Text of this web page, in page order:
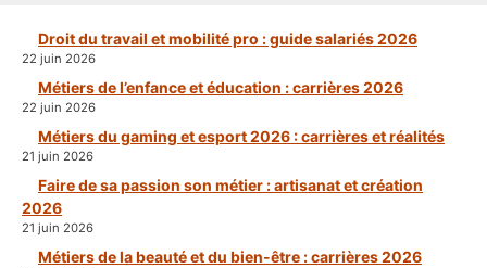
Droit du travail et mobilité pro : guide salariés 2026
22 juin 2026
Métiers de l’enfance et éducation : carrières 2026
22 juin 2026
Métiers du gaming et esport 2026 : carrières et réalités
21 juin 2026
Faire de sa passion son métier : artisanat et création
2026
21 juin 2026
Métiers de la beauté et du bien-être : carrières 2026